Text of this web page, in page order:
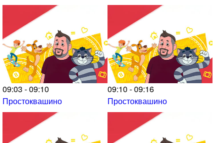
09:03 - 09:10
Простоквашино
09:10 - 09:16
Простоквашино